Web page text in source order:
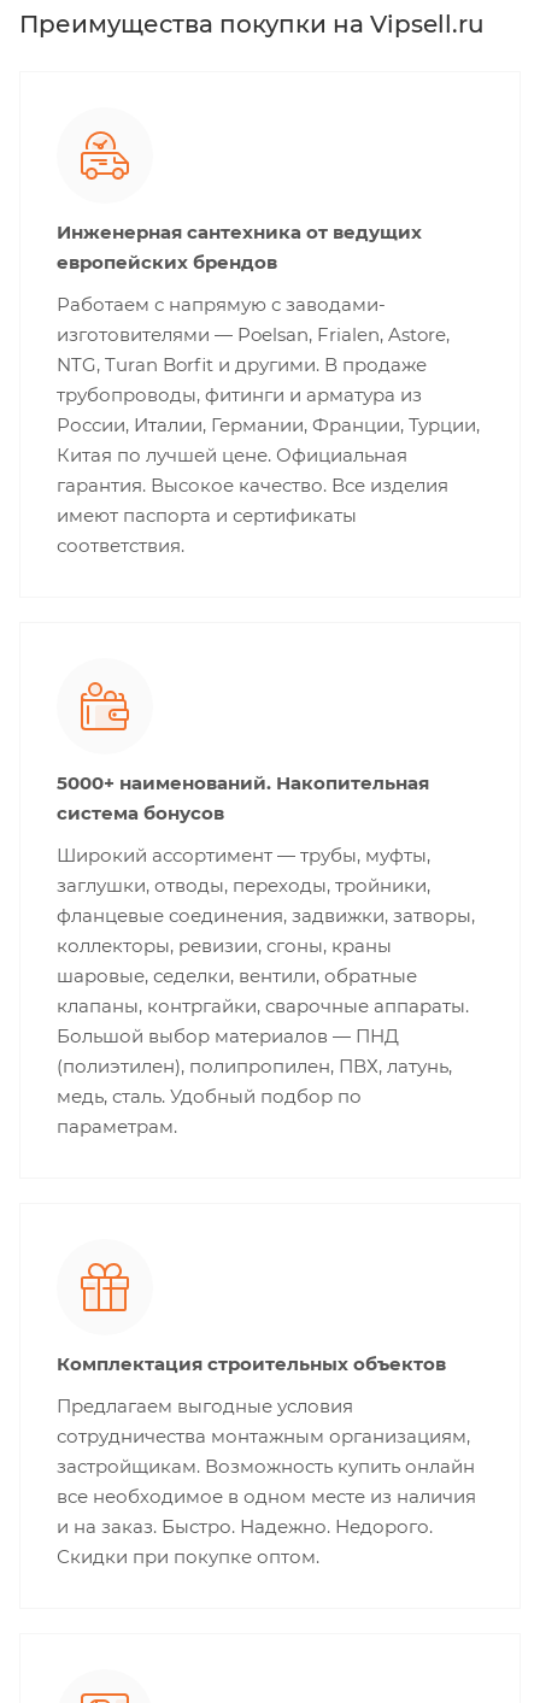
Преимущества покупки на Vipsell.ru
Инженерная сантехника от ведущих
европейских брендов
Работаем с напрямую с заводами-
изготовителями — Poelsan, Frialen, Astore,
NTG, Turan Borfit и другими. В продаже
трубопроводы, фитинги и арматура из
России, Италии, Германии, Франции, Турции,
Китая по лучшей цене. Официальная
гарантия. Высокое качество. Все изделия
имеют паспорта и сертификаты
соответствия.
5000+ наименований. Накопительная
система бонусов
Широкий ассортимент — трубы, муфты,
заглушки, отводы, переходы, тройники,
фланцевые соединения, задвижки, затворы,
коллекторы, ревизии, сгоны, краны
шаровые, седелки, вентили, обратные
клапаны, контргайки, сварочные аппараты.
Большой выбор материалов — ПНД
(полиэтилен), полипропилен, ПВХ, латунь,
медь, сталь. Удобный подбор по
параметрам.
Комплектация строительных объектов
Предлагаем выгодные условия
сотрудничества монтажным организациям,
застройщикам. Возможность купить онлайн
все необходимое в одном месте из наличия
и на заказ. Быстро. Надежно. Недорого.
Скидки при покупке оптом.